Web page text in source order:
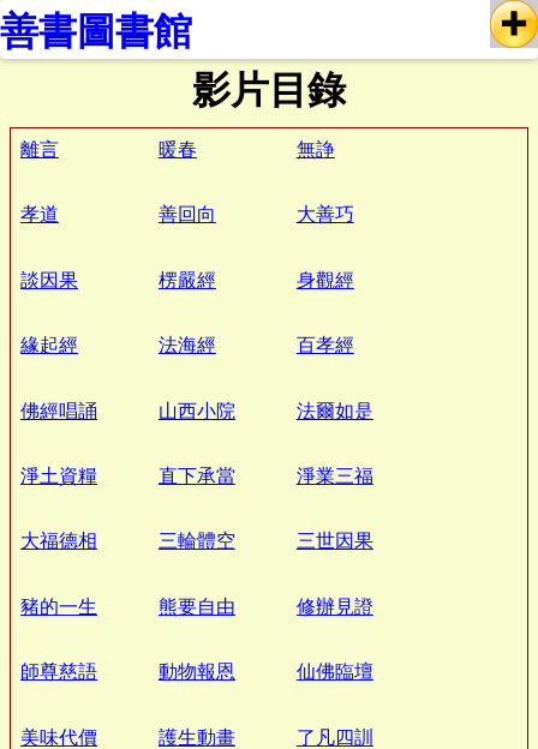
善書圖書館
影片目錄
離言 暖春 無諍
孝道 善回向 大善巧
談因果 楞嚴經 身觀經
緣起經 法海經 百孝經
佛經唱誦 山西小院 法爾如是
淨土資糧 直下承當 淨業三福
大福德相 三輪體空 三世因果
豬的一生 熊要自由 修辦見證
師尊慈語 動物報恩 仙佛臨壇
美味代價 護生動畫 了凡四訓